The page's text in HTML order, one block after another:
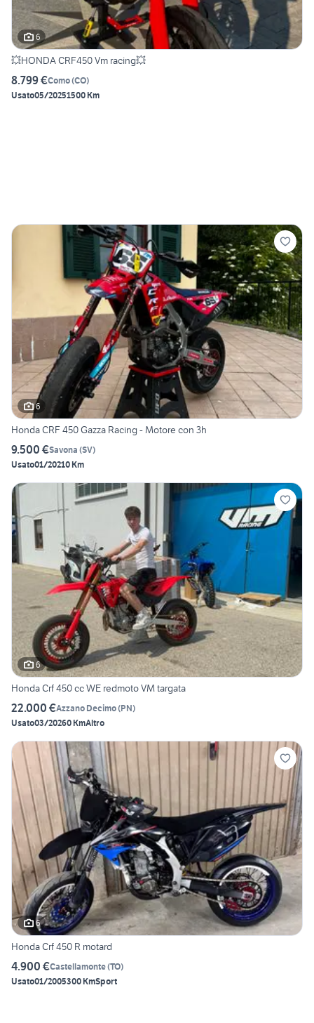
6
💥HONDA CRF450 Vm racing💥
8.799 €Como(CO)
Usato05/20251500 Km
6
Honda CRF 450 Gazza Racing - Motore con 3h
9.500 €Savona (SV)
Usato01/20210 Km
6
Honda Crf 450 cc WE redmoto VM targata
22.000 €Azzano Decimo(PN)
Usato03/20260 KmAltro
6
Honda Crf 450 R motard
4.900 €Castellamonte(TO)
Usato01/2005300 KmSport